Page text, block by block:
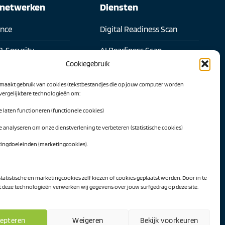
Cookiegebruik
gebruik van cookies (tekstbestandjes die op jouw computer worden
technologieën om:
laten functioneren (functionele cookies)
analyseren om onze dienstverlening te verbeteren (statistische cookies)
(marketingcookies).
en marketingcookies zelf kiezen of cookies geplaatst worden. Door in te
technologieën verwerken wij gegevens over jouw surfgedrag op deze site.
Weigeren Bekijk voorkeuren
Security
Diensten
Digital Readiness Scan
AI Readiness Scan